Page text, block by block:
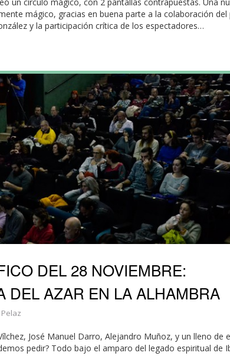
mágico, gracias en buena parte a la colaboración
y la participación crítica de los espectadores…
DEL 28 NOVIEMBRE:
DEL AZAR EN LA ALHAMBRA
José Manuel Darro, Alejandro Muñoz, y un lleno de
pedir? Todo bajo el amparo del legado espiritual de